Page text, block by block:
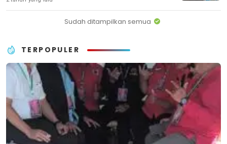
Sudah ditampilkan semua
TERPOPULER